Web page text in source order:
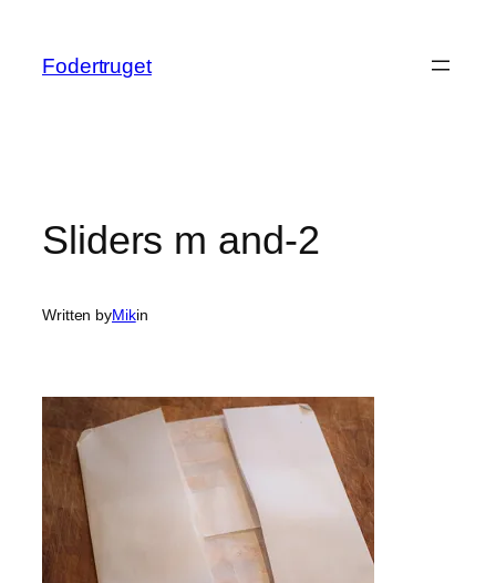
indhold
Fodertruget
Sliders m and-2
Written byMikin